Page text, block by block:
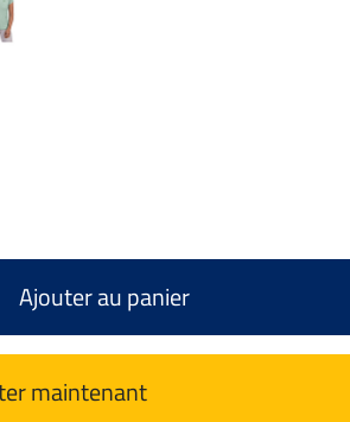
Ajouter au panier
maintenant